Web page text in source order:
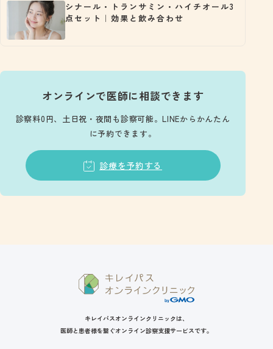
シナール・トランサミン・ハイチオール3
点セット｜効果と飲み合わせ
オンラインで医師に相談できます
診察料0円、土日祝・夜間も診察可能。LINEからかんたん
に予約できます。
診療を予約する
キレイパスオンラインクリニックは、
医師と患者様を繋ぐオンライン診察支援サービスです。